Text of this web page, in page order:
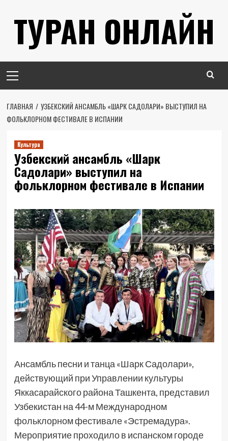
содержимому
ТУРАН ОНЛАЙН
меню
ГЛАВНАЯ
УЗБЕКСКИЙ АНСАМБЛЬ «ШАРК САДОЛАРИ» ВЫСТУПИЛ НА
ФОЛЬКЛОРНОМ ФЕСТИВАЛЕ В ИСПАНИИ
Культура
Узбекский ансамбль «Шарк
Садолари» выступил на
фольклорном фестивале в Испании
Ансамбль песни и танца «Шарк Садолари»,
действующий при Управлении культуры
Яккасарайского района Ташкента, представил
Узбекистан на 44-м Международном
фольклорном фестивале «Эстремадура».
Мероприятие проходило в испанском городе